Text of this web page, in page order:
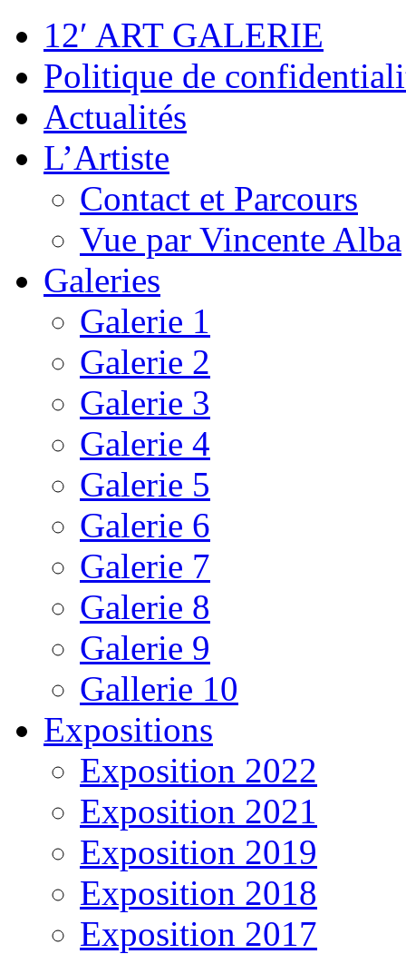
12′ ART GALERIE
Politique de
Actualités
L’Artiste
Contact et Parcours
Vue par Vincente Alba
Galeries
Galerie 1
Galerie 2
Galerie 3
Galerie 4
Galerie 5
Galerie 6
Galerie 7
Galerie 8
Galerie 9
Gallerie 10
Expositions
Exposition 2022
Exposition 2021
Exposition 2019
Exposition 2018
Exposition 2017